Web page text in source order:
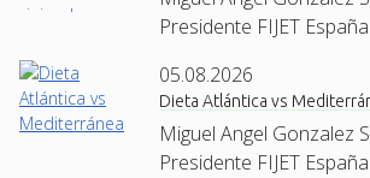
Presidente FIJET España
05.08.2026
Dieta Atlántica vs
Miguel Angel Gonzalez
Presidente FIJET España